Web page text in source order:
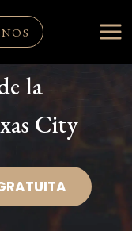
la
City